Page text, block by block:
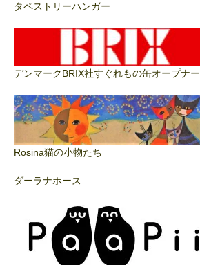
タペストリーハンガー
デンマークBRIX社すぐれもの缶オープナー
Rosina猫の小物たち
ダーラナホース